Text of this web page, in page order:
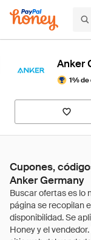
Anker
1%
Cupones,
Anker Germany